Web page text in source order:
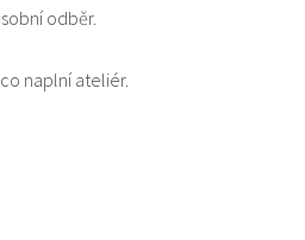
odběr.
naplní ateliér.